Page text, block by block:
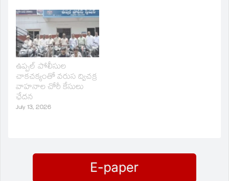
ఉప్పల్ పోలీసుల
చాకచక్యంతో వరుస ద్విచక్ర
వాహనాల చోరీ కేసులు
ఛేదన
July 13, 2026